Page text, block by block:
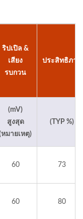
ริปเปิล &
เสียง
รบกวน
ประสิทธิภาพ
(mV)
สูงสุด
หมายเหตุ)
(TYP %)
60 73
60 80